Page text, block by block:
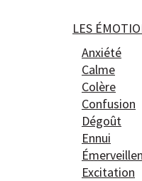
LES
Anxiété
Calme
Colère
Confusion
Dégoût
Ennui
Excitation